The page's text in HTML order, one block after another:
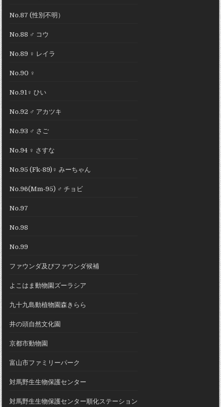
No.87 (性別不明）
No.88 ♂ コウ
No.89 ♀ レイラ
No.90 ♀
No.91♀ ひい
No.92 ♂ アカツキ
No.93 ♂ さご
No.94 ♀ さすな
No.95 (Fk-89)♀ みーちゃん
No.96(Mm-95) ♂ チョビ
No.97
No.98
No.99
ファウンダ及びファウンダ候補
よこはま動物園ズーラシア
九十九島動植物園森きらら
井の頭自然文化園
京都市動物園
富山市ファミリーパーク
対馬野生生物保護センター
対馬野生生物保護センター順化ステーション